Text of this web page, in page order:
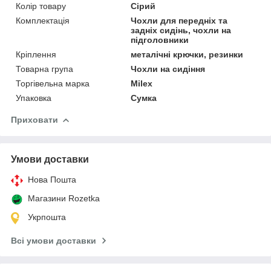
Колір товару
Сірий
Комплектація
Чохли для передніх та
задніх сидінь, чохли на
підголовники
Кріплення
металічні крючки, резинки
Товарна група
Чохли на сидіння
Торгівельна марка
Milex
Упаковка
Сумка
Приховати
Умови доставки
Нова Пошта
Магазини Rozetka
Укрпошта
Всі умови доставки